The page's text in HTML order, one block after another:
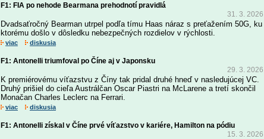
F1: FIA po nehode Bearmana prehodnotí pravidlá
31. 3. 2026
Dvadsaťročný Bearman utrpel podľa tímu Haas náraz s preťažením 50G, ku
ktorému došlo v dôsledku nebezpečných rozdielov v rýchlosti.
viac diskusia
F1: Antonelli triumfoval po Číne aj v Japonsku
29. 3. 2026
K premiérovému víťazstvu z Číny tak pridal druhé hneď v nasledujúcej VC.
Druhý prišiel do cieľa Austrálčan Oscar Piastri na McLarene a tretí skončil
Monačan Charles Leclerc na Ferrari.
viac diskusia
F1: Antonelli získal v Číne prvé víťazstvo v kariére, Hamilton na pódiu
15. 3. 2026